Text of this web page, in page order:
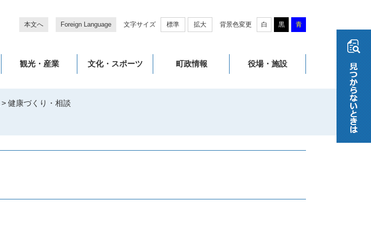
本文へ Foreign Language 文字サイズ 標準 拡大 背景色変更 白 黒 青
観光・産業 文化・スポーツ 町政情報 役場・施設
> 健康づくり・相談